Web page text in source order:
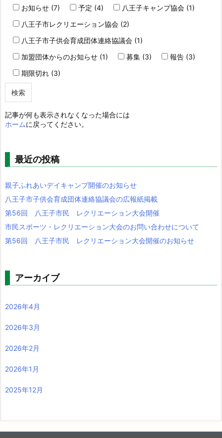
お知らせ (7) 予定 (4)
八王子キャンプ協会 (1)
八王子市レクリエーション協会 (2)
八王子市子供会育成団体連絡協議会 (1)
加盟団体からのお知らせ (1)
募集 (3)
報告 (3)
期限切れ (3)
記事が何も表示されなくなった場合には
ホームに戻ってください。
最近の投稿
親子ふれあいデイキャンプ開催のお知らせ
八王子市子供会育成団体連絡協議会の広報紙掲載
第56回 八王子市民 レクリエーション大会開催
市民スポーツ・レクリエーション大会のお問い合わせについて
第56回 八王子市民 レクリエーション大会開催のお知らせ
アーカイブ
2026年4月
2026年3月
2026年2月
2026年1月
2025年12月